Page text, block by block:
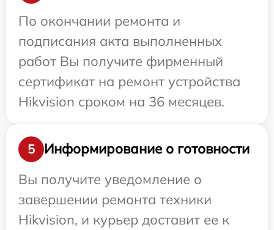
По окончании ремонта и
подписания акта выполненных
работ Вы получите фирменный
сертификат на ремонт устройства
Hikvision сроком на 36 месяцев.
5
Информирование о готовности
Вы получите уведомление о
завершении ремонта техники
Hikvision, и курьер доставит ее к